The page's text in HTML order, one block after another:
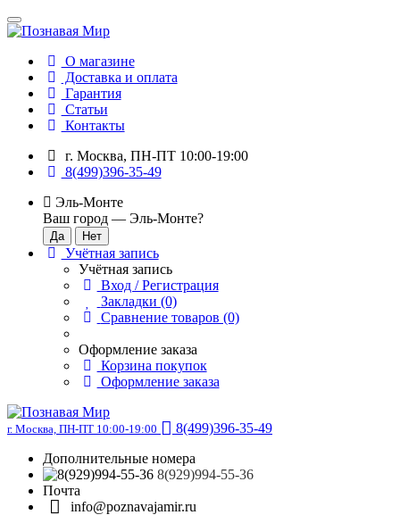
О магазине
Доставка и оплата
Гарантия
Статьи
Контакты
г. Москва, ПН-ПТ 10:00-19:00
8(499)396-35-49
Эль-Монте
Ваш город — Эль-Монте?
Учётная запись
Учётная запись
Вход / Регистрация
Закладки (0)
Сравнение товаров (0)
Оформление заказа
Корзина покупок
Оформление заказа
г. Москва, ПН-ПТ 10:00-19:00
8(499)396-35-49
Дополнительные номера
8(929)994-55-36
Почта
info@poznavajamir.ru